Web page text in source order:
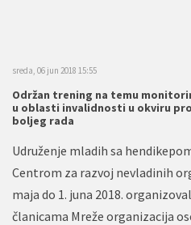
sreda, 06 jun 2018 15:55
Održan trening na temu
u oblasti invalidnosti u okviru
boljeg rada
Udruženje mladih sa
Centrom za razvoj nevladinih
maja do 1. juna 2018.
članicama Mreže organizacija